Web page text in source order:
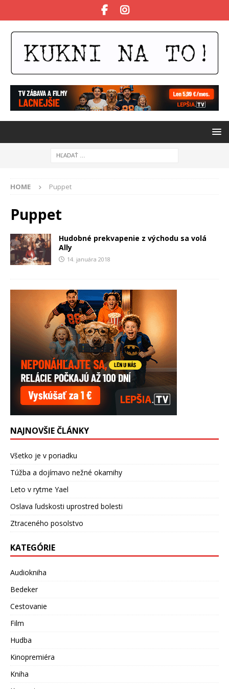
HOME Puppet
Puppet
Hudobné prekvapenie z východu sa volá
Ally
14. januára 2018
NAJNOVŠIE ČLÁNKY
Všetko je v poriadku
Túžba a dojímavo nežné okamihy
Leto v rytme Yael
Oslava ľudskosti uprostred bolesti
Ztraceného posolstvo
KATEGÓRIE
Audiokniha
Bedeker
Cestovanie
Film
Hudba
Kinopremiéra
Kniha